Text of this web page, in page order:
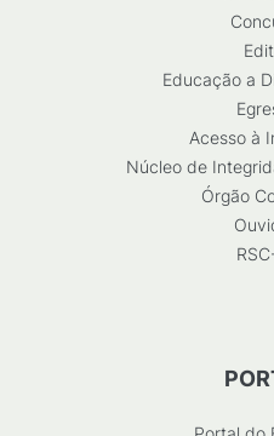
Educação a
Acesso à
Núcleo de
Órgão